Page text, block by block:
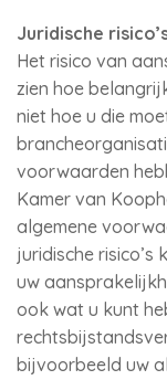
Juridische
Het risico van
zien hoe
niet hoe u die
voorwaarden
Kamer van
algemene
juridische
uw
ook wat u kunt
bijvoorbeeld uw